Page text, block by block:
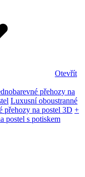
Otevřít
přehozy na
Luxusní oboustranné
přehozy na postel 3D +
postel s potiskem